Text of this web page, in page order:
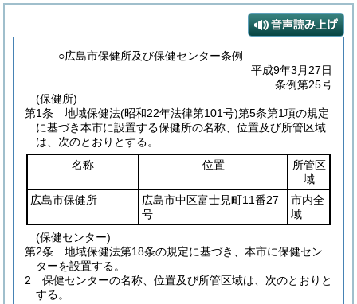
○広島市保健所及び保健センター条例
平成9年3月27日
条例第25号
(保健所)
第1条
地域保健法(昭和22年法律第101号)第5条第1項の規定
に基づき本市に設置する保健所の名称、位置及び所管区域
は、次のとおりとする。
名称
位置
所管区
域
広島市保健所
広島市中区富士見町11番27
号
市内全
域
(保健センター)
第2条
地域保健法第18条の規定に基づき、本市に保健セン
ターを設置する。
2
保健センターの名称、位置及び所管区域は、次のとおりと
する。